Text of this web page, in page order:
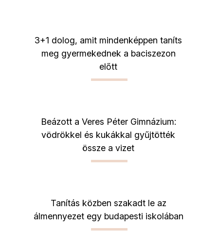
3+1 dolog, amit mindenképpen taníts
meg gyermekednek a baciszezon
előtt
Beázott a Veres Péter Gimnázium:
vödrökkel és kukákkal gyűjtötték
össze a vizet
Tanítás közben szakadt le az
álmennyezet egy budapesti iskolában